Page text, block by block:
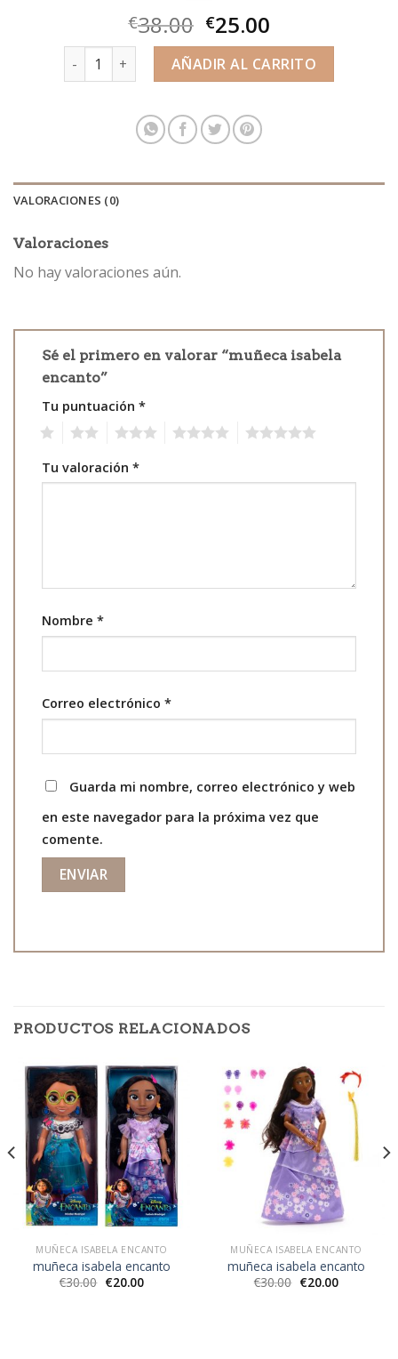
€38.00 €25.00
muñeca isabela encanto cantidad
AÑADIR AL CARRITO
VALORACIONES (0)
Valoraciones
No hay valoraciones aún.
Sé el primero en valorar “muñeca isabela
encanto”
Tu puntuación *
Tu valoración *
Nombre *
Correo electrónico *
Guarda mi nombre, correo electrónico y web
en este navegador para la próxima vez que
comente.
PRODUCTOS RELACIONADOS
MUÑECA ISABELA ENCANTO
muñeca isabela encanto
€30.00 €20.00
MUÑECA ISABELA ENCANTO
muñeca isabela encanto
€30.00 €20.00